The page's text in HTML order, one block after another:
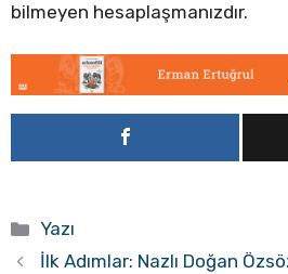
bilmeyen hesaplaşmanızdır.
Kategoriler
Yazı
İlk Adımlar: Nazlı Doğan